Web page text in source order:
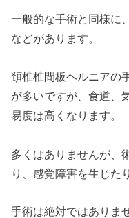
一般的な手術と同様に
などがあります。
頚椎椎間板ヘルニアの
が多いですが、食道、
易度は高くなります。
多くはありませんが、
り、感覚障害を生じた
手術は絶対ではありま